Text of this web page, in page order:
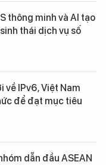
thông minh và AI tạo
thái dịch vụ số
về IPv6, Việt Nam
để đạt mục tiêu
dẫn đầu ASEAN